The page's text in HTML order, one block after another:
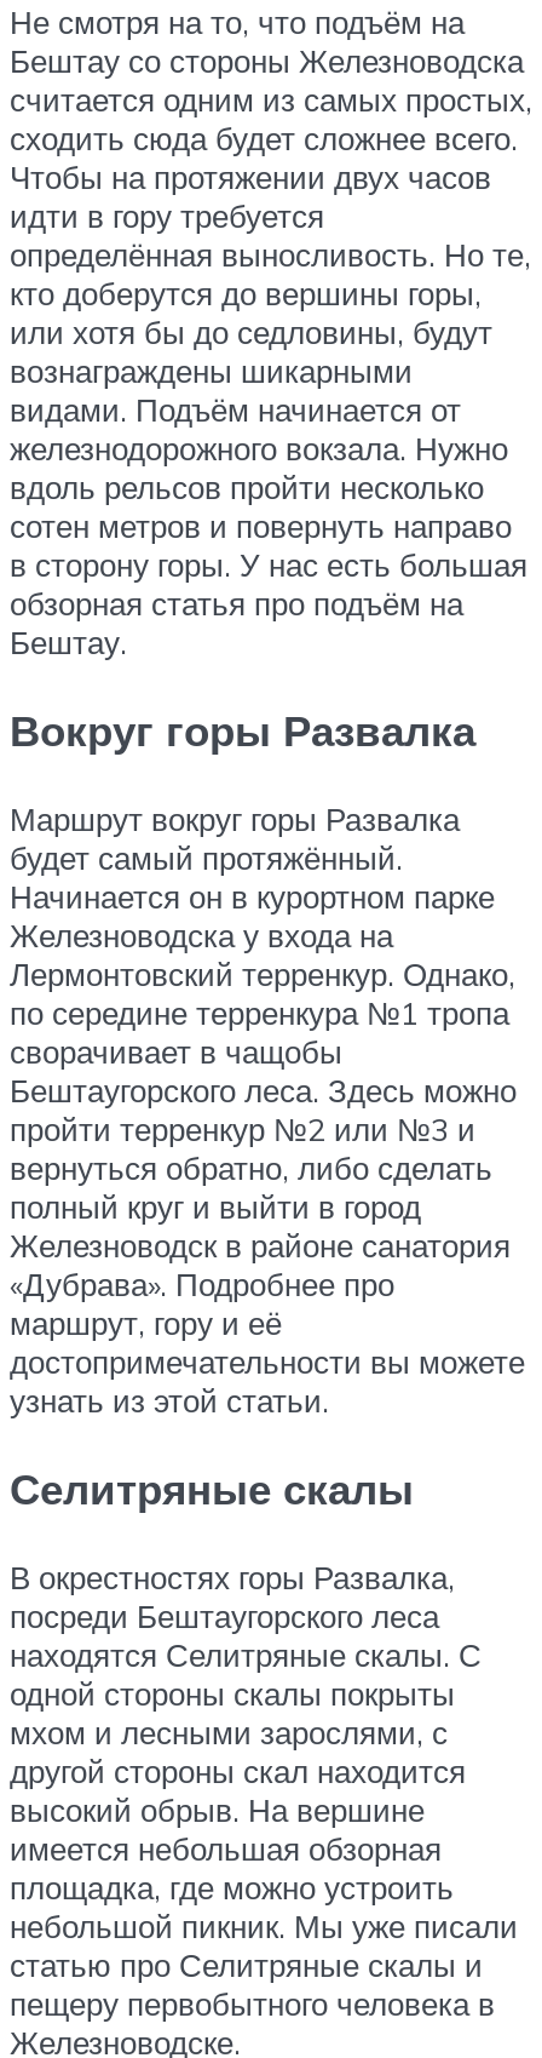
Не смотря на то, что подъём на
Бештау со стороны Железноводска
считается одним из самых простых,
сходить сюда будет сложнее всего.
Чтобы на протяжении двух часов
идти в гору требуется
определённая выносливость. Но те,
кто доберутся до вершины горы,
или хотя бы до седловины, будут
вознаграждены шикарными
видами. Подъём начинается от
железнодорожного вокзала. Нужно
вдоль рельсов пройти несколько
сотен метров и повернуть направо
в сторону горы. У нас есть большая
обзорная статья про подъём на
Бештау.
Вокруг горы Развалка
Маршрут вокруг горы Развалка
будет самый протяжённый.
Начинается он в курортном парке
Железноводска у входа на
Лермонтовский терренкур. Однако,
по середине терренкура №1 тропа
сворачивает в чащобы
Бештаугорского леса. Здесь можно
пройти терренкур №2 или №3 и
вернуться обратно, либо сделать
полный круг и выйти в город
Железноводск в районе санатория
«Дубрава». Подробнее про
маршрут, гору и её
достопримечательности вы можете
узнать из этой статьи.
Селитряные скалы
В окрестностях горы Развалка,
посреди Бештаугорского леса
находятся Селитряные скалы. С
одной стороны скалы покрыты
мхом и лесными зарослями, с
другой стороны скал находится
высокий обрыв. На вершине
имеется небольшая обзорная
площадка, где можно устроить
небольшой пикник. Мы уже писали
статью про Селитряные скалы и
пещеру первобытного человека в
Железноводске.